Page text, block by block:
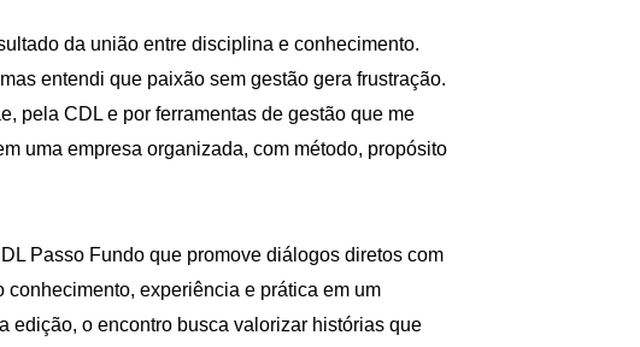
da união entre disciplina e conhecimento.
entendi que paixão sem gestão gera frustração.
pela CDL e por ferramentas de gestão que me
uma empresa organizada, com método, propósito
Passo Fundo que promove diálogos diretos com
experiência e prática em um
edição, o encontro busca valorizar histórias que